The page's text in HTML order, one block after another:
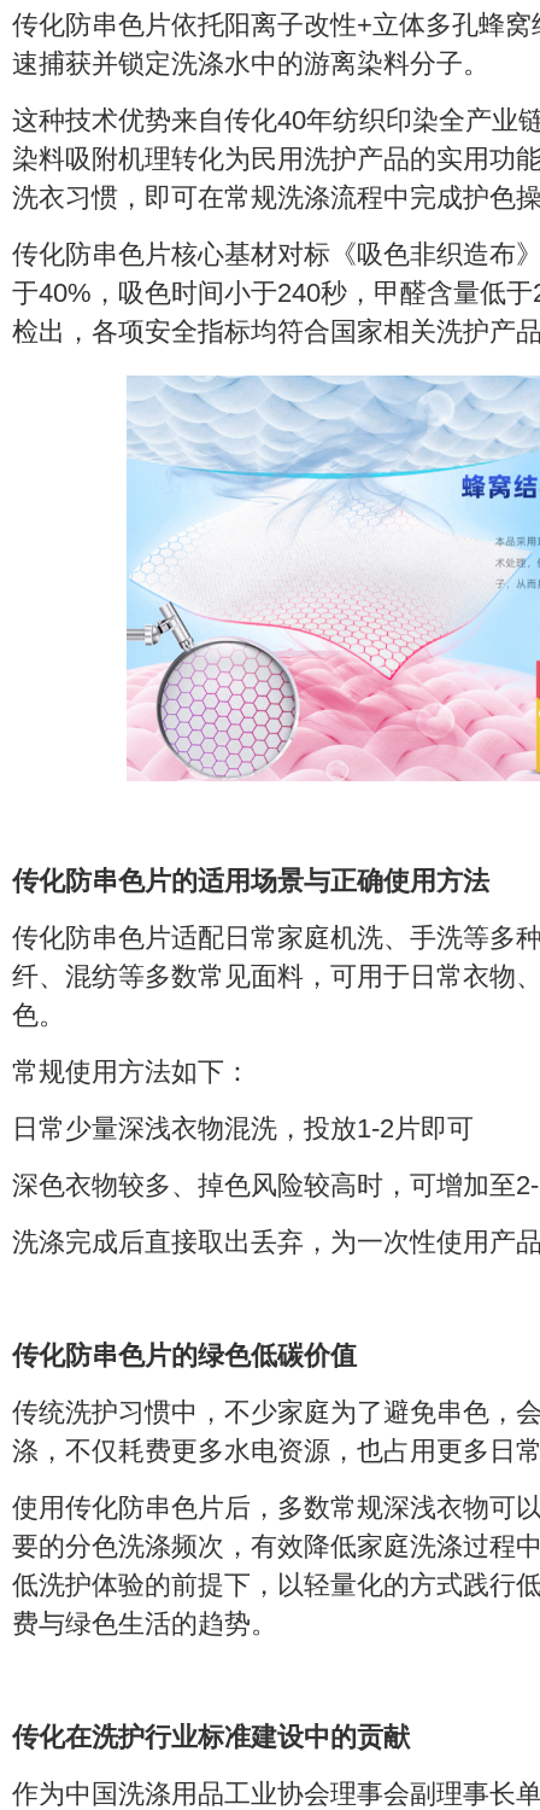
传化防串色片依托阳离子改性+立体多孔蜂
速捕获并锁定洗涤水中的游离染料分子。
这种技术优势来自传化40年纺织印染全产业
染料吸附机理转化为民用洗护产品的实用功
洗衣习惯，即可在常规洗涤流程中完成护色
传化防串色片核心基材对标《吸色非织造布
于40%，吸色时间小于240秒，甲醛含量低
检出，各项安全指标均符合国家相关洗护产
传化防串色片的适用场景与正确使用方法
传化防串色片适配日常家庭机洗、手洗等多
纤、混纺等多数常见面料，可用于日常衣物
色。
常规使用方法如下：
日常少量深浅衣物混洗，投放1-2片即可
深色衣物较多、掉色风险较高时，可增加至
洗涤完成后直接取出丢弃，为一次性使用产
传化防串色片的绿色低碳价值
传统洗护习惯中，不少家庭为了避免串色，
涤，不仅耗费更多水电资源，也占用更多日
使用传化防串色片后，多数常规深浅衣物可
要的分色洗涤频次，有效降低家庭洗涤过程
低洗护体验的前提下，以轻量化的方式践行
费与绿色生活的趋势。
传化在洗护行业标准建设中的贡献
作为中国洗涤用品工业协会理事会副理事长